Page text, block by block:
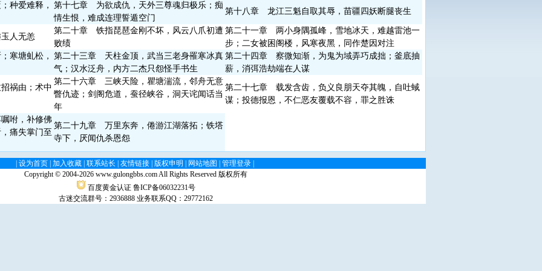
种爱难释， 第十七章 为欲成仇，天外三尊魂归极乐；痴
情生恨，难成连理誓遁空门
第十八章 龙江三魁自取其辱，苗疆四妖断腿丧生
人无恙
第二十章 铁指琵琶金刚不坏，风云八爪初遭
败绩
第二十一章 两小身隅孤峰，雪地冰天，难越雷池一
步；二女被困阁楼，风寒夜黑，同作楚因对注
寒塘虬松， 第二十三章 天柱金顶，武当三老身罹寒冰真
气；汉水泛舟，内方二杰只怨怪手书生
第二十四章 察微知渐，为鬼为域弄巧成拙；釜底抽
薪，消弭浩劫端在人谋
祸由；术中
第二十六章 三峡天险，瞿塘湍流，邻舟无意
瞥仇迹；剑阁危道，蚕径峡谷，洞天诧闻话当
年
第二十七章 载发含齿，负义良朋天夺其魄，自吐蜮
谋；投德报恩，不仁恶友覆载不容，罪之胜诛
咐，补修佛
痛失掌门至
第二十九章 万里东奔，倦游江湖落拓；铁塔
寺下，厌闻仇杀恩怨
设为首页| 加入收藏| 联系站长 友情链接| 版权申明 网站地图 管理登录|
Copyright © 2004-2026 www.gulongbbs.com All Rights Reserved 版权所有
百度黄金认证 鲁ICP备06032231号
古迷交流群号：2936888 业务联系QQ：29772162